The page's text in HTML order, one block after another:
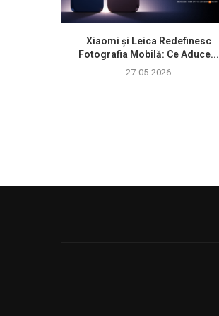
Xiaomi și Leica Redefinesc
Fotografia Mobilă: Ce Aduce...
27-05-2026